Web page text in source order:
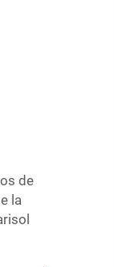
de
la